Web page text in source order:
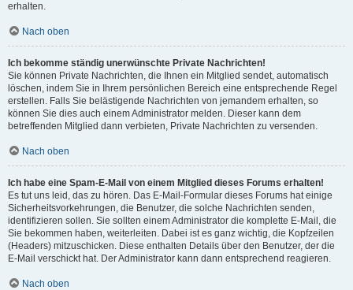
erhalten.
Nach oben
Ich bekomme ständig unerwünschte Private Nachrichten!
Sie können Private Nachrichten, die Ihnen ein Mitglied sendet, automatisch
löschen, indem Sie in Ihrem persönlichen Bereich eine entsprechende Regel
erstellen. Falls Sie belästigende Nachrichten von jemandem erhalten, so
können Sie dies auch einem Administrator melden. Dieser kann dem
betreffenden Mitglied dann verbieten, Private Nachrichten zu versenden.
Nach oben
Ich habe eine Spam-E-Mail von einem Mitglied dieses Forums erhalten!
Es tut uns leid, das zu hören. Das E-Mail-Formular dieses Forums hat einige
Sicherheitsvorkehrungen, die Benutzer, die solche Nachrichten senden,
identifizieren sollen. Sie sollten einem Administrator die komplette E-Mail, die
Sie bekommen haben, weiterleiten. Dabei ist es ganz wichtig, die Kopfzeilen
(Headers) mitzuschicken. Diese enthalten Details über den Benutzer, der die
E-Mail verschickt hat. Der Administrator kann dann entsprechend reagieren.
Nach oben